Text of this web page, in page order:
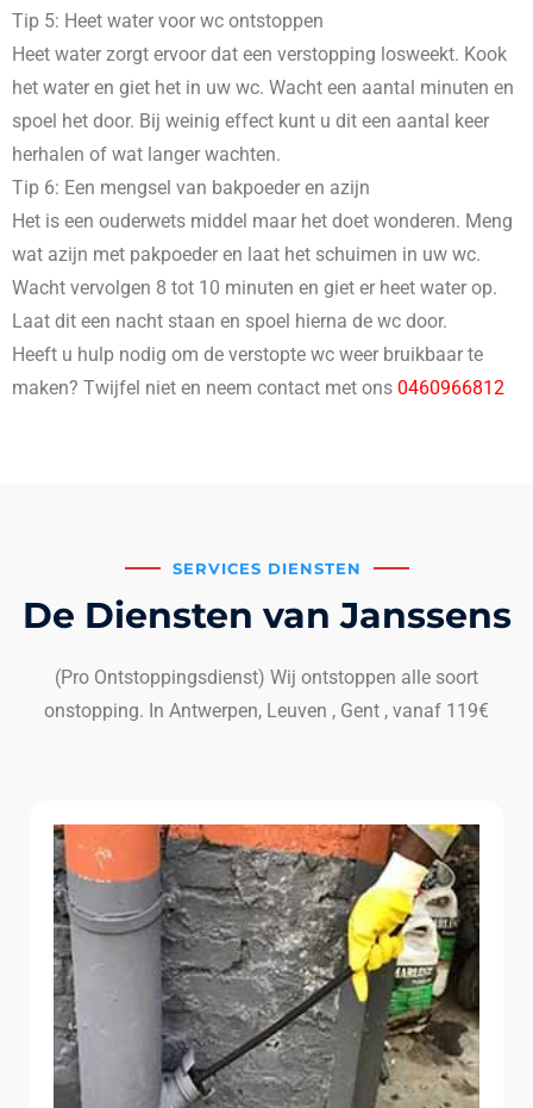
Tip 5: Heet water voor wc ontstoppen
Heet water zorgt ervoor dat een verstopping losweekt. Kook
het water en giet het in uw wc. Wacht een aantal minuten en
spoel het door. Bij weinig effect kunt u dit een aantal keer
herhalen of wat langer wachten.
Tip 6: Een mengsel van bakpoeder en azijn
Het is een ouderwets middel maar het doet wonderen. Meng
wat azijn met pakpoeder en laat het schuimen in uw wc.
Wacht vervolgen 8 tot 10 minuten en giet er heet water op.
Laat dit een nacht staan en spoel hierna de wc door.
Heeft u hulp nodig om de verstopte wc weer bruikbaar te
maken? Twijfel niet en neem contact met ons 0460966812
SERVICES DIENSTEN
De Diensten van Janssens
(Pro Ontstoppingsdienst) Wij ontstoppen alle soort
onstopping. In Antwerpen, Leuven , Gent , vanaf 119€